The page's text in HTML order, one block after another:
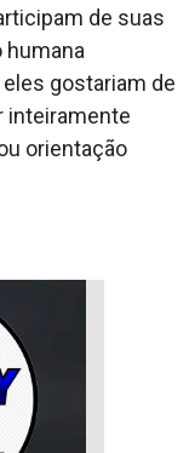
de suas
humana
gostariam de
inteiramente
orientação